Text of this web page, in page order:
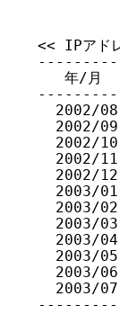
<< IPアド
年/月
2002/
2002/
2002/
2002/
2002/
2003/
2003/
2003/
2003/
2003/
2003/
2003/